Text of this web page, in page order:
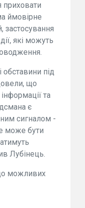
приховати
ймовірне
застосування
які можуть
обставини під
що
та
є
сигналом -
може бути
Лубінець.
можливих